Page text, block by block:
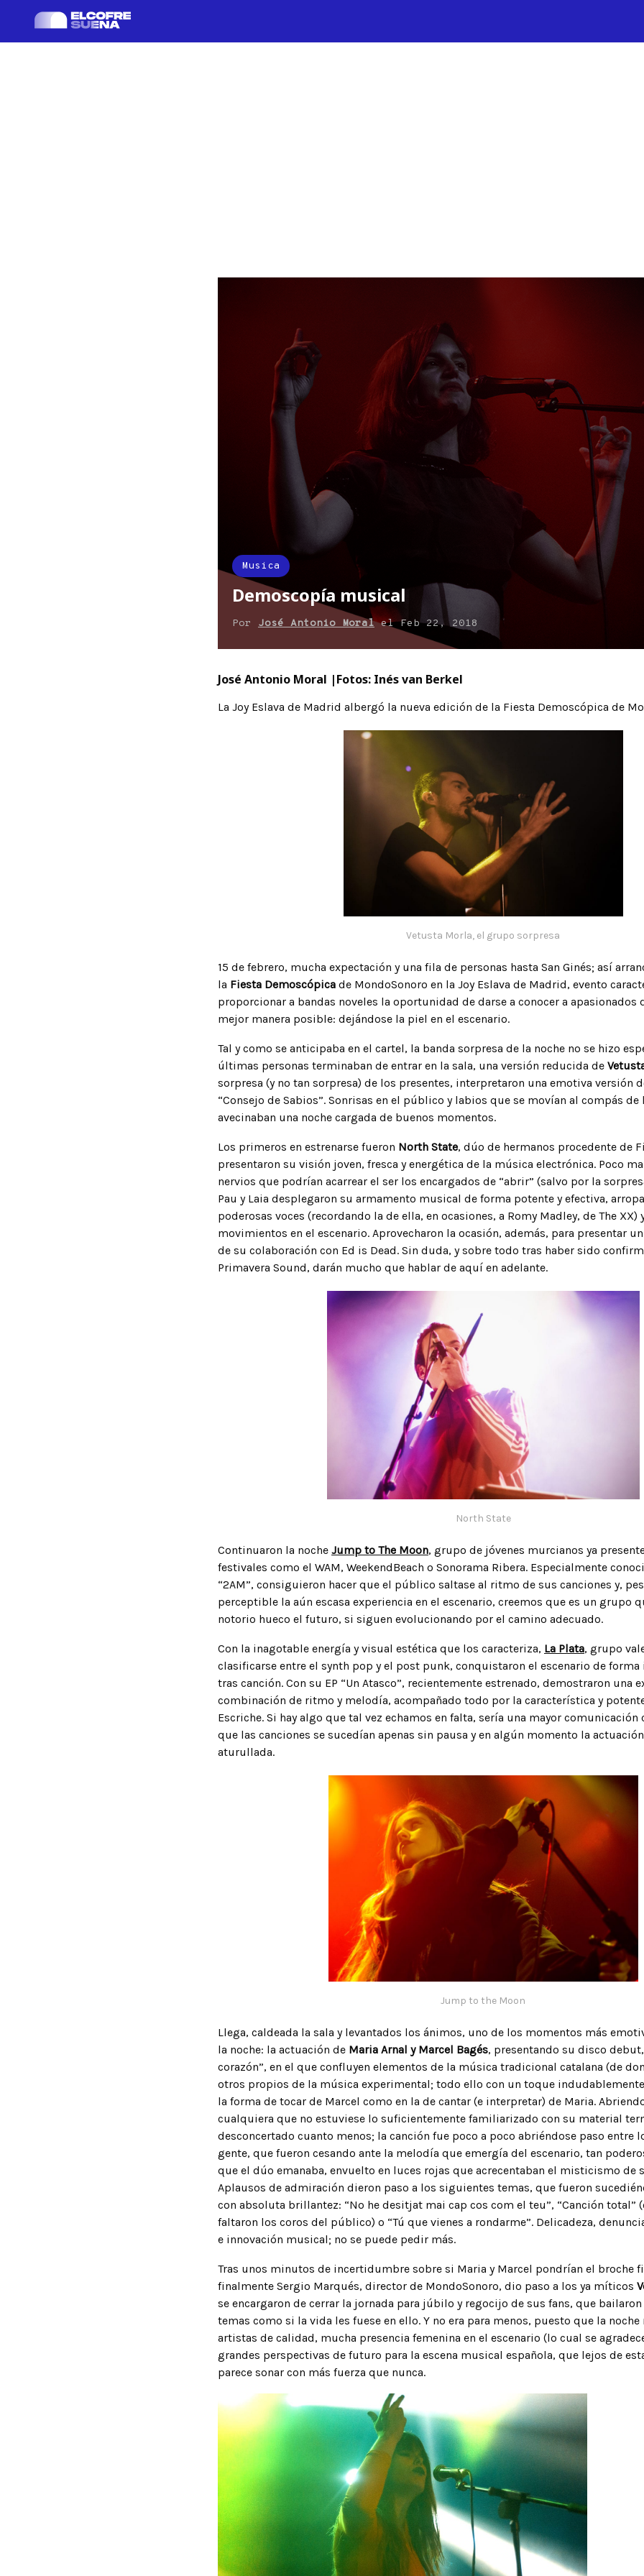
Musica
Demoscopía musical
Por José Antonio MoralelFeb 22, 2018
José Antonio Moral |Fotos: Inés van Berkel
La Joy Eslava de Madrid albergó la nueva edición de la Fiesta Demoscópica de
Vetusta Morla, el grupo sorpresa
15 de febrero, mucha expectación y una fila de personas hasta San Ginés; así
la Fiesta Demoscópica de MondoSonoro en la Joy Eslava de Madrid, evento
proporcionar a bandas noveles la oportunidad de darse a conocer a apasionados
mejor manera posible: dejándose la piel en el escenario.
Tal y como se anticipaba en el cartel, la banda sorpresa de la noche no se hizo
últimas personas terminaban de entrar en la sala, una versión reducida de
sorpresa (y no tan sorpresa) de los presentes, interpretaron una emotiva versión
“Consejo de Sabios”. Sonrisas en el público y labios que se movían al compás de
avecinaban una noche cargada de buenos momentos.
Los primeros en estrenarse fueron North State, dúo de hermanos procedente de
presentaron su visión joven, fresca y energética de la música electrónica. Poco
nervios que podrían acarrear el ser los encargados de “abrir” (salvo por la
Pau y Laia desplegaron su armamento musical de forma potente y efectiva,
poderosas voces (recordando la de ella, en ocasiones, a Romy Madley, de The XX)
movimientos en el escenario. Aprovecharon la ocasión, además, para presentar
de su colaboración con Ed is Dead. Sin duda, y sobre todo tras haber sido
Primavera Sound, darán mucho que hablar de aquí en adelante.
North State
Continuaron la noche Jump to The Moon, grupo de jóvenes murcianos ya
festivales como el WAM, WeekendBeach o Sonorama Ribera. Especialmente
“2AM”, consiguieron hacer que el público saltase al ritmo de sus canciones y,
perceptible la aún escasa experiencia en el escenario, creemos que es un grupo
notorio hueco el futuro, si siguen evolucionando por el camino adecuado.
Con la inagotable energía y visual estética que los caracteriza, La Plata, grupo
clasificarse entre el synth pop y el post punk, conquistaron el escenario de
tras canción. Con su EP “Un Atasco”, recientemente estrenado, demostraron una
combinación de ritmo y melodía, acompañado todo por la característica y
Escriche. Si hay algo que tal vez echamos en falta, sería una mayor comunicación
que las canciones se sucedían apenas sin pausa y en algún momento la
aturullada.
Jump to the Moon
Llega, caldeada la sala y levantados los ánimos, uno de los momentos más
la noche: la actuación de Maria Arnal y Marcel Bagés, presentando su disco debut,
corazón”, en el que confluyen elementos de la música tradicional catalana (de
otros propios de la música experimental; todo ello con un toque
la forma de tocar de Marcel como en la de cantar (e interpretar) de Maria.
cualquiera que no estuviese lo suficientemente familiarizado con su material
desconcertado cuanto menos; la canción fue poco a poco abriéndose paso entre
gente, que fueron cesando ante la melodía que emergía del escenario, tan
que el dúo emanaba, envuelto en luces rojas que acrecentaban el misticismo de
Aplausos de admiración dieron paso a los siguientes temas, que fueron
con absoluta brillantez: “No he desitjat mai cap cos com el teu”, “Canción total”
faltaron los coros del público) o “Tú que vienes a rondarme”. Delicadeza,
e innovación musical; no se puede pedir más.
Tras unos minutos de incertidumbre sobre si Maria y Marcel pondrían el broche
finalmente Sergio Marqués, director de MondoSonoro, dio paso a los ya míticos
se encargaron de cerrar la jornada para júbilo y regocijo de sus fans, que bailaron
temas como si la vida les fuese en ello. Y no era para menos, puesto que la
artistas de calidad, mucha presencia femenina en el escenario (lo cual se
grandes perspectivas de futuro para la escena musical española, que lejos de
parece sonar con más fuerza que nunca.